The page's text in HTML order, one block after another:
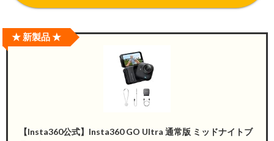
【Insta360公式】Insta360 GO Ultra 通常版 ミッドナイトブ
★ 新製品 ★